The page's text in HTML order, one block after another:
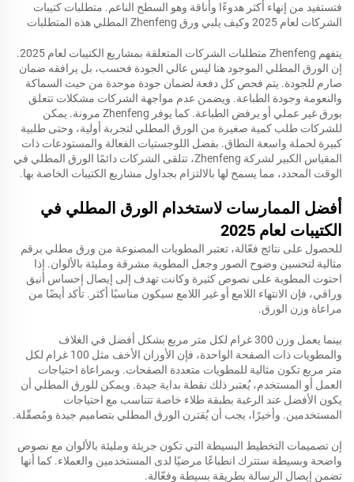
فتستفيد من إنهاء أكثر هدوءًا وأناقة وهو السطح الناعم. متطلبات كتيبات
الشركات لعام 2025 وكيف يلبي ورق Zhenfeng المطلي هذه المتطلبات
يتفهم Zhenfeng متطلبات الشركات المتعلقة بمشاريع الكتيبات لعام 2025.
إن الورق المطلي الموجود هنا ليس عالي الجودة فحسب، بل يرافقه ضمان
صارم للجودة. يتم فحص كل دفعة لضمان جودة موحدة من حيث السماكة
والنعومة وجودة الطباعة. ويضمن عدم مواجهة الشركات مشكلات تتعلق
بورق غير عملي أو يرفض الطباعة. كما يوفر Zhenfeng مرونة. يمكن
للشركات طلب كمية صغيرة من الورق المطلي لتجربة أولية، وحتى طلبية
كبيرة لحملة واسعة النطاق. بفضل اللوجستيات الفعالة والمستودعات ذات
المقياس الكبير لشركة Zhenfeng، تتلقى الشركات دائمًا الورق المطلي في
الوقت المحدد، مما يسمح لها بالالتزام بجداول مشاريع الكتيبات الخاصة بها.
أفضل الممارسات لاستخدام الورق المطلي في
الكتيبات لعام 2025
للحصول على نتائج فعّالة، تعتبر المطويات المصنوعة من ورق مطلي برقم
مثالية لتحسين وضوح الصور وجعل المطوية مشرقة ومليئة بالألوان. إذا
احتوت المطوية على نصوص كثيرة وكانت تهدف إلى إيصال إحساس أنيق
وراقي، فإن الانتهاء اللامع أو غير اللامع سيكون مناسبًا أكثر. تأكد أيضًا من
مراعاة وزن الورق.
بينما يعمل وزن 300 غرام لكل متر مربع بشكل أفضل في الغلاف
والمطويات ذات الصفحة الواحدة، فإن الأوزان الأخف مثل 100 غرام لكل
متر مربع تكون مثالية للمطويات متعددة الصفحات. وبمراعاة احتياجات
العمل أو المستخدم، يُعتبر ذلك نقطة بداية جيدة. ويمكن للورق المطلي أن
يكون الأفضل عند الرغبة بطبقة طلاء خاصة تتناسب مع احتياجات
المستخدمين. وأخيرًا، يجب أن يُقترن الورق المطلي بتصاميم جيدة ومُصقّلة.
إن تصميمات التخطيط البسيطة التي تكون جريئة ومليئة بالألوان مع نصوص
واضحة وبسيطة ستترك انطباعًا مرضيًا لدى المستخدمين والعملاء. كما أنها
تضمن إيصال الرسالة بطريقة بسيطة وفعّالة.